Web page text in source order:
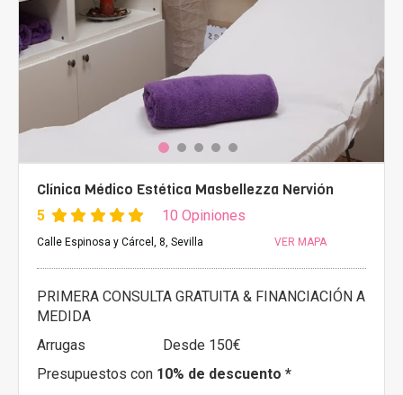
Clínica Médico Estética Masbellezza Nervión
5 10 Opiniones
Calle Espinosa y Cárcel, 8, Sevilla VER MAPA
PRIMERA CONSULTA GRATUITA & FINANCIACIÓN A
MEDIDA
Arrugas
Desde 150€
Presupuestos con 10% de descuento *